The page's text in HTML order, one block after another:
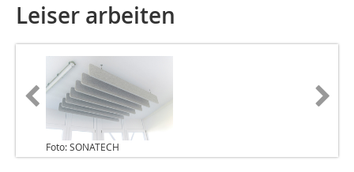
Leiser arbeiten
Foto: SONATECH